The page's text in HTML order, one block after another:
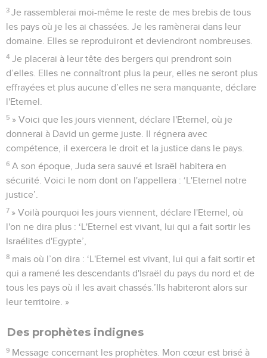
3 Je rassemblerai moi-même le reste de mes brebis de tous
les pays où je les ai chassées. Je les ramènerai dans leur
domaine. Elles se reproduiront et deviendront nombreuses.
4 Je placerai à leur tête des bergers qui prendront soin
d’elles. Elles ne connaîtront plus la peur, elles ne seront plus
effrayées et plus aucune d’elles ne sera manquante, déclare
l'Eternel.
5 » Voici que les jours viennent, déclare l'Eternel, où je
donnerai à David un germe juste. Il régnera avec
compétence, il exercera le droit et la justice dans le pays.
6 A son époque, Juda sera sauvé et Israël habitera en
sécurité. Voici le nom dont on l'appellera : ‘L'Eternel notre
justice’.
7 » Voilà pourquoi les jours viennent, déclare l'Eternel, où
l'on ne dira plus : ‘L'Eternel est vivant, lui qui a fait sortir les
Israélites d'Egypte’,
8 mais où l’on dira : ‘L'Eternel est vivant, lui qui a fait sortir et
qui a ramené les descendants d'Israël du pays du nord et de
tous les pays où il les avait chassés.’Ils habiteront alors sur
leur territoire. »
Des prophètes indignes
9 Message concernant les prophètes. Mon cœur est brisé à